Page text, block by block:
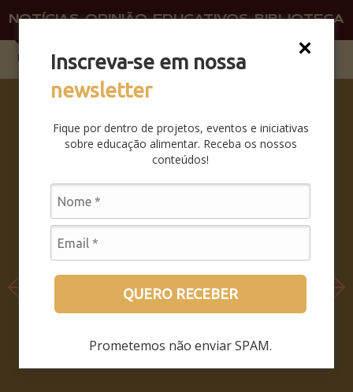
Inscreva-se em nossa
newsletter
Fique por dentro de projetos, eventos e iniciativas
sobre educação alimentar. Receba os nossos
conteúdos!
QUERO RECEBER
Prometemos não enviar SPAM.
NOTÍCIAS OPINIÃO EDUCATIVOS BIBLIOTECA
SABERES
DA BOCA
PRA
SAIBA
COMO
FOI O
SEMINÁRI
LEIA MAIS